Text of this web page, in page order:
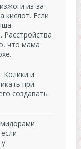
из-за
кислот. Если
Расстройства
что мама
Колики и
при
создавать